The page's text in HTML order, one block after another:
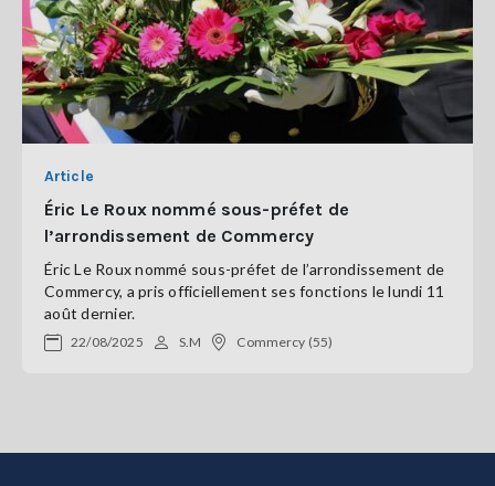
Article
Éric Le Roux nommé sous-préfet de
l’arrondissement de Commercy
Éric Le Roux nommé sous-préfet de l’arrondissement de
Commercy, a pris officiellement ses fonctions le lundi 11
août dernier.
22/08/2025 S.M Commercy (55)